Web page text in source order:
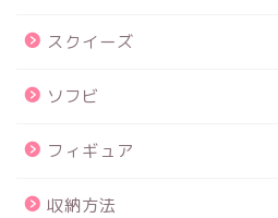
スクイーズ
ソフビ
フィギュア
収納方法